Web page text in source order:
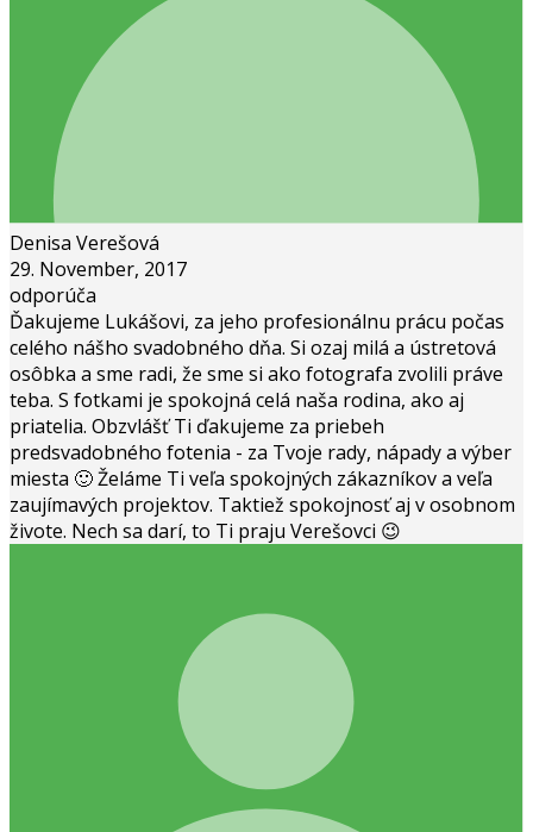
Denisa Verešová
29. November, 2017
odporúča
Ďakujeme Lukášovi, za jeho profesionálnu prácu počas
celého nášho svadobného dňa. Si ozaj milá a ústretová
osôbka a sme radi, že sme si ako fotografa zvolili práve
teba. S fotkami je spokojná celá naša rodina, ako aj
priatelia. Obzvlášť Ti ďakujeme za priebeh
predsvadobného fotenia - za Tvoje rady, nápady a výber
miesta 🙂 Želáme Ti veľa spokojných zákazníkov a veľa
zaujímavých projektov. Taktiež spokojnosť aj v osobnom
živote. Nech sa darí, to Ti praju Verešovci 😉